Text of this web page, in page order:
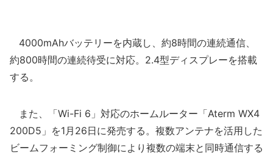
4000mAhバッテリーを内蔵し、約8時間の連続通信、
約800時間の連続待受に対応。2.4型ディスプレーを搭載
する。
また、「Wi-Fi 6」対応のホームルーター「Aterm WX4
200D5」を1月26日に発売する。複数アンテナを活用した
ビームフォーミング制御により複数の端末と同時通信する